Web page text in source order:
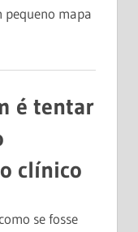
pequeno mapa
é tentar
clínico
se fosse